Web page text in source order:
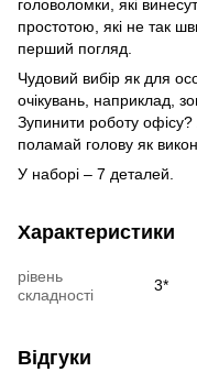
головоломки, які
простотою, які не так
перший погляд.
Чудовий вибір як для
очікувань, наприклад,
Зупинити роботу
поламай голову як
У наборі – 7 деталей.
Характеристики
рівень
складності
3*
Відгуки